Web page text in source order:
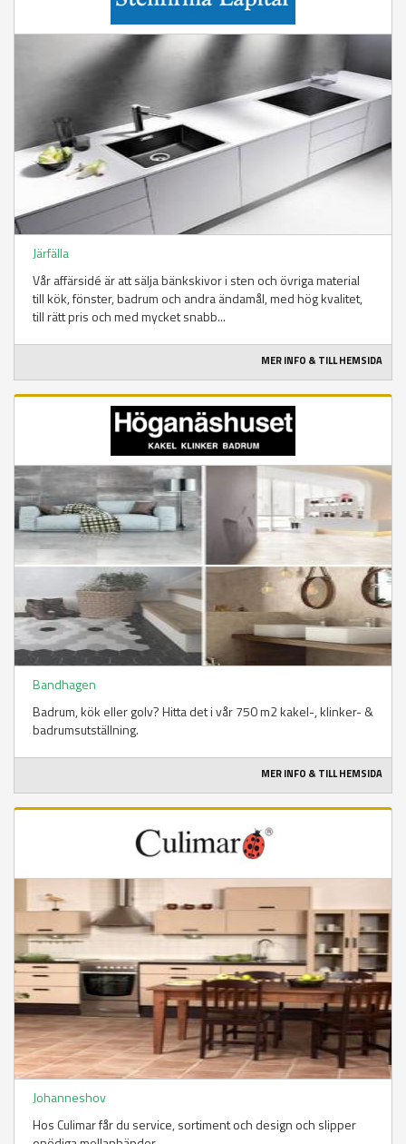
Järfälla
Vår affärsidé är att sälja bänkskivor i sten och övriga material
till kök, fönster, badrum och andra ändamål, med hög kvalitet,
till rätt pris och med mycket snabb...
MER INFO & TILL HEMSIDA
Bandhagen
Badrum, kök eller golv? Hitta det i vår 750 m2 kakel-, klinker- &
badrumsutställning.
MER INFO & TILL HEMSIDA
Johanneshov
Hos Culimar får du service, sortiment och design och slipper